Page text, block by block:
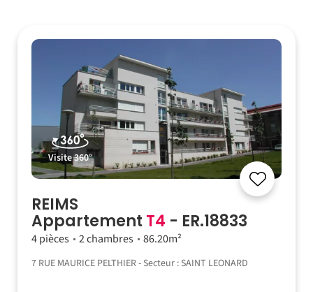
Visite 360°
REIMS
Appartement T4 - ER.18833
4 pièces 2 chambres 86.20m²
7 RUE MAURICE PELTHIER - Secteur : SAINT LEONARD